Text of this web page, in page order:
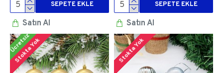
SEPETE EKLE
Satın Al
SEPETE EKLE
Satın Al
Ücretsiz
Stokta Yok Stokta Yok